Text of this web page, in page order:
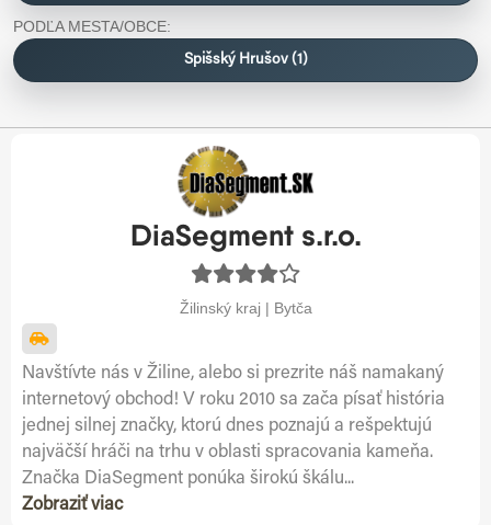
PODĽA MESTA/OBCE:
Spišský Hrušov (1)
DiaSegment s.r.o.
Žilinský kraj | Bytča
Navštívte nás v Žiline, alebo si prezrite náš namakaný
internetový obchod! V roku 2010 sa zača písať história
jednej silnej značky, ktorú dnes poznajú a rešpektujú
najväčší hráči na trhu v oblasti spracovania kameňa.
Značka DiaSegment ponúka širokú škálu...
Zobraziť viac